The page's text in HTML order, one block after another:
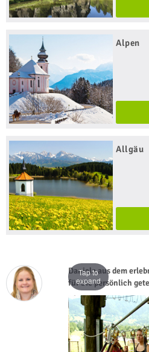
Alpen
Allgäu
Daniela aus dem
für Sie persönlich
Tap to
expand